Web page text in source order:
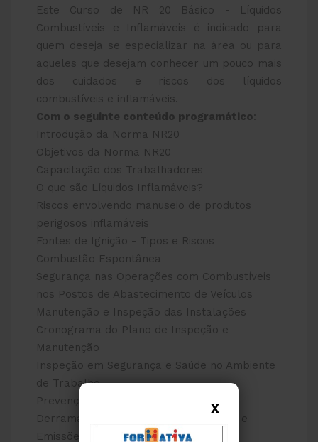
Este Curso de NR 20 Básico - Líquidos
Combustíveis e Inflamáveis é indicado para
quem deseja se especializar na área ou para
aqueles que desejam conhecer um pouco mais
dos cuidados e riscos dos líquidos
combustíveis e inflamáveis.
Com o seguinte conteúdo programático
Introdução da Norma NR20
Objetivos da Norma NR20
Capacitação dos Trabalhadores
O que são Líquidos Inflamáveis?
Riscos envolvendo manuseio de produtos
perigosos inflamáveis
Fontes de Ignição - Tipos e Riscos
Combustão Espontânea
Segurança nas Operações com Combustíveis
nos Postos de Abastecimento de Veículos
Manutenção e Inspeção das Instalações
Cronograma do Plano de Inspeção e
Manutenção
Inspeção em Segurança e Saúde no Ambiente
de Trabalho
Prevenção e Controle de Vazamentos,
Derramamentos, Incêndios, Explosões e
Emissões Fugitivas
X